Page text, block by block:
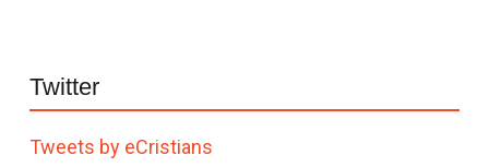
Twitter
Tweets by eCristians